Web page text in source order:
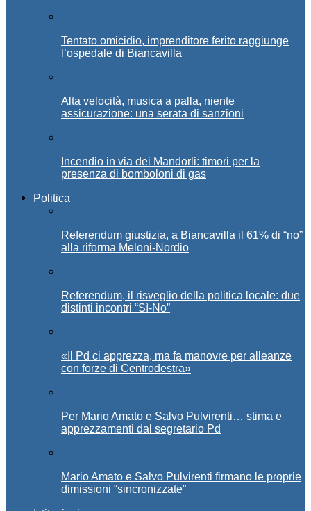
Tentato omicidio, imprenditore ferito raggiunge
l’ospedale di Biancavilla
Alta velocità, musica a palla, niente
assicurazione: una serata di sanzioni
Incendio in via dei Mandorli: timori per la
presenza di bomboloni di gas
Politica
Referendum giustizia, a Biancavilla il 61% di “no”
alla riforma Meloni-Nordio
Referendum, il risveglio della politica locale: due
distinti incontri “Sì-No”
«Il Pd ci apprezza, ma fa manovre per alleanze
con forze di Centrodestra»
Per Mario Amato e Salvo Pulvirenti… stima e
apprezzamenti dal segretario Pd
Mario Amato e Salvo Pulvirenti firmano le proprie
dimissioni “sincronizzate”